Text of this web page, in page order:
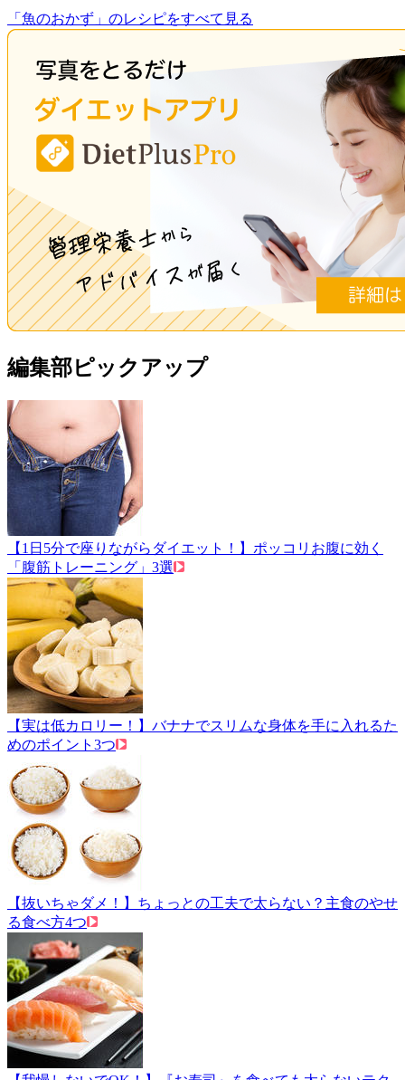
「魚のおかず」のレシピをすべて見る
編集部ピックアップ
【1日5分で座りながらダイエット！】ポッコリお腹に効く
「腹筋トレーニング」3選
【実は低カロリー！】バナナでスリムな身体を手に入れるた
めのポイント3つ
【抜いちゃダメ！】ちょっとの工夫で太らない？主食のやせ
る食べ方4つ